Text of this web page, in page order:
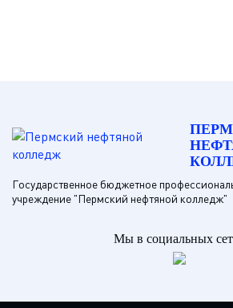
Государственное бюджетное
учреждение "Пермский нефтяной колледж"
Мы в социальных